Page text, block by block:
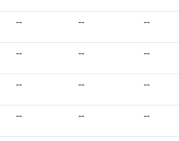
-- -- --
-- -- --
-- -- --
-- -- --